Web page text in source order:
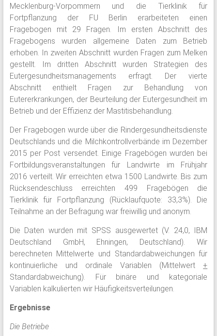
Mecklenburg-Vorpommern und die Tierklinik für
Fortpflanzung der FU Berlin erarbeiteten einen
Fragebogen mit 29 Fragen. Im ersten Abschnitt des
Fragebogens wurden allgemeine Daten zum Betrieb
erhoben. In zweiten Abschnitt wurden Fragen zum Melken
gestellt. Im dritten Abschnitt wurden Strategien des
Eutergesundheitsmanagements erfragt. Der vierte
Abschnitt enthielt Fragen zur Behandlung von
Eutererkrankungen, der Beurteilung der Eutergesundheit im
Betrieb und der Effizienz der Mastitisbehandlung.
Der Fragebogen wurde über die Rindergesundheitsdienste
Deutschlands und die Milchkontrollverbände im Dezember
2015 per Post versendet. Einige Fragebögen wurden bei
Fortbildungsveranstaltungen für Landwirte im Frühjahr
2016 verteilt. Wir erreichten etwa 1500 Landwirte. Bis zum
Rücksendeschluss erreichten 499 Fragebögen die
Tierklinik für Fortpflanzung (Rücklaufquote: 33,3%). Die
Teilnahme an der Befragung war freiwillig und anonym.
Die Daten wurden mit SPSS ausgewertet (V. 24,0, IBM
Deutschland GmbH, Ehningen, Deutschland). Wir
berechneten Mittelwerte und Standardabweichungen für
kontinuierliche und ordinale Variablen (Mittelwert+
Standardabweichung). Für binäre und kategoriale
Variablen kalkulierten wir Häufigkeitsverteilungen.
Ergebnisse
Die Betriebe